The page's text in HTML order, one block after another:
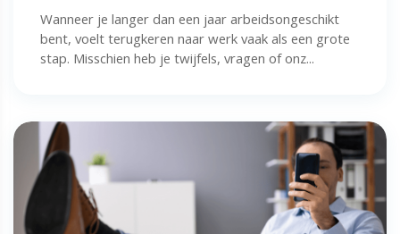
Wanneer je langer dan een jaar arbeidsongeschikt
bent, voelt terugkeren naar werk vaak als een grote
stap. Misschien heb je twijfels, vragen of onz...